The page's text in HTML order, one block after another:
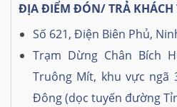
ĐỊA ĐIỂM ĐÓN/ TRẢ KHÁCH
Số 621, Điện Biên Phủ,
Trạm Dừng Chân Bích
Truông Mít, khu vực ngã
Đông (dọc tuyến đường